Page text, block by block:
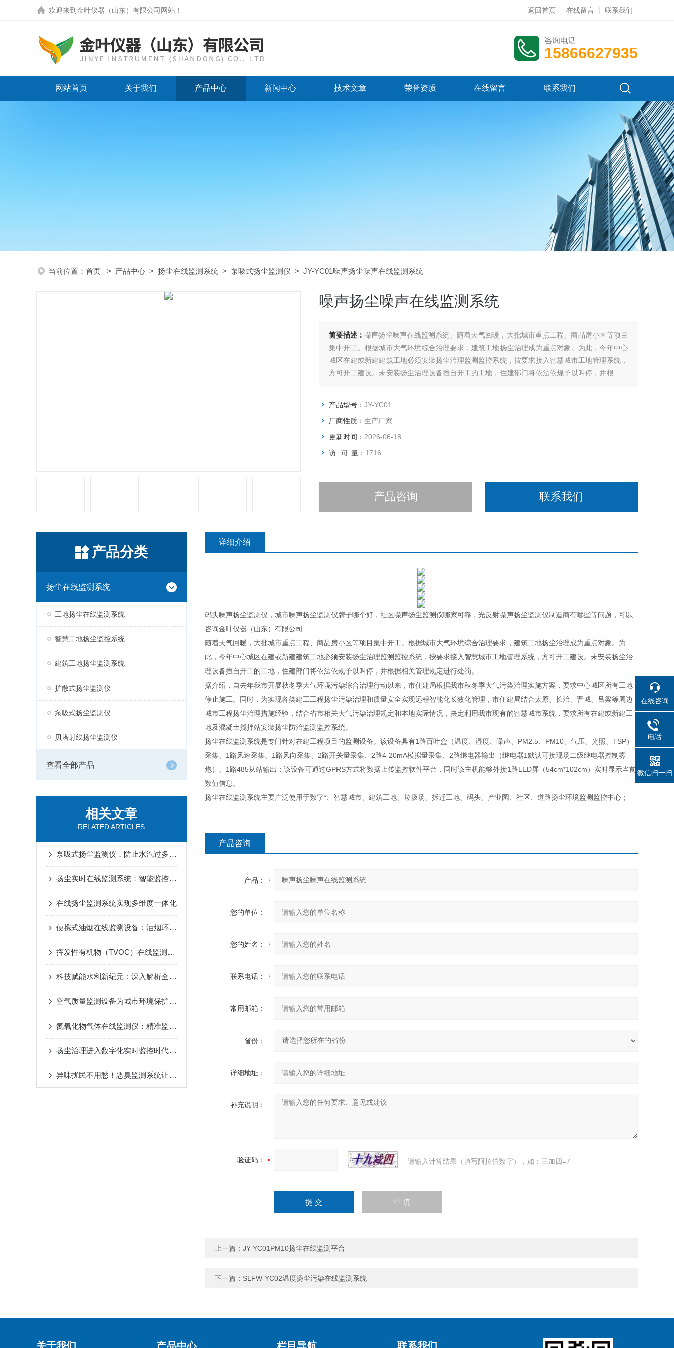
欢迎来到 金叶仪器（山东）有限公司网站 ！ 返回首页 在线留言 联系我们
咨询电话
15866627935
网站首页 关于我们 产品中心 新闻中心 技术文章 荣誉资质 在线留言 联系我们
当前位置： 首页 > 产品中心 > 扬尘在线监测系统 > 泵吸式扬尘监测仪 > JY-YC01噪声扬尘噪声在线监测系统
噪声扬尘噪声在线监测系统
简要描述： 噪声扬尘噪声在线监测系统、随着天气回暖，大批城市重点工程、商品房小区等项目
集中开工。根据城市大气环境综合治理要求，建筑工地扬尘治理成为重点对象。为此，今年中心
城区在建或新建建筑工地必须安装扬尘治理监测监控系统，按要求接入智慧城市工地管理系统，
方可开工建设。未安装扬尘治理设备擅自开工的工地，住建部门将依法依规予以叫停，并根据相
产品型号： JY-YC01
厂商性质： 生产厂家
更新时间： 2026-06-18
访 问 量： 1716
产品咨询 联系我们
产品分类
扬尘在线监测系统
工地扬尘在线监测系统
智慧工地扬尘监控系统
建筑工地扬尘监测系统
扩散式扬尘监测仪
泵吸式扬尘监测仪
贝塔射线扬尘监测仪
查看全部产品
相关文章
RELATED ARTICLES
泵吸式扬尘监测仪，防止水汽过多误报
扬尘实时在线监测系统：智能监控，助力环保
在线扬尘监测系统实现多维度一体化
便携式油烟在线监测设备：油烟环保新利器
挥发性有机物（TVOC）在线监测系统助力锅炉废气VOC监测
科技赋能水利新纪元：深入解析全自动水位雨量监测系统
空气质量监测设备为城市环境保护提供有力支持
氮氧化物气体在线监测仪：精准监测，守护环境新利器
扬尘治理进入数字化实时监控时代，扬尘检测仪哪里买？
异味扰民不用愁！恶臭监测系统让污染 “无处遁形”
详细介绍
码头噪声扬尘监测仪，城市噪声扬尘监测仪牌子哪个好，社区噪声扬尘监测仪哪家可靠，光反射噪声扬尘监测仪制造商有哪些等问题，可以
咨询金叶仪器（山东）有限公司
随着天气回暖，大批城市重点工程、商品房小区等项目集中开工。根据城市大气环境综合治理要求，建筑工地扬尘治理成为重点对象。为
此，今年中心城区在建或新建建筑工地必须安装扬尘治理监测监控系统，按要求接入智慧城市工地管理系统，方可开工建设。未安装扬尘治
理设备擅自开工的工地，住建部门将依法依规予以叫停，并根据相关管理规定进行处罚。
据介绍，自去年我市开展秋冬季大气环境污染综合治理行动以来，市住建局根据我市秋冬季大气污染治理实施方案，要求中心城区所有工地
停止施工。同时，为实现各类建工工程扬尘污染治理和质量安全实现远程智能化长效化管理，市住建局结合太原、长治、晋城、吕梁等周边
城市工程扬尘治理措施经验，结合省市相关大气污染治理规定和本地实际情况，决定利用我市现有的智慧城市系统，要求所有在建或新建工
地及混凝土搅拌站安装扬尘防治监测监控系统。
扬尘在线监测系统是专门针对在建工程项目的监测设备。该设备具有1路百叶盒（温度、湿度、噪声、PM2.5、PM10、气压、光照、TSP）
采集、1路风速采集、1路风向采集、2路开关量采集、2路4-20mA模拟量采集、2路继电器输出（继电器1默认可接现场二级继电器控制雾
炮）、1路485从站输出；该设备可通过GPRS方式将数据上传监控软件平台，同时该主机能够外接1路LED屏（54cm*102cm）实时显示当前
数值信息。
扬尘在线监测系统主要广泛使用于数字*、智慧城市、建筑工地、垃圾场、拆迁工地、码头、产业园、社区、道路扬尘环境监测监控中心；
产品咨询
产品：
您的单位：
您的姓名：
联系电话：
常用邮箱：
省份：
详细地址：
补充说明：
验证码： 请输入计算结果（填写阿拉伯数字），如：三加四=7
上一篇： JY-YC01PM10扬尘在线监测平台
下一篇： SLFW-YC02温度扬尘污染在线监测系统
在线咨询
电话
微信扫一扫